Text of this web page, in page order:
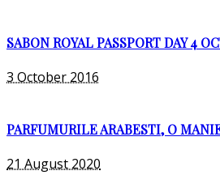
SABON ROYAL PASSPORT DAY 4
3 October 2016
PARFUMURILE ARABESTI, O
21 August 2020